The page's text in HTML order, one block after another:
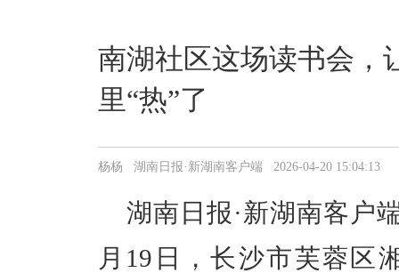
南湖社区这场读书会，
里“热”了
杨杨 湖南日报·新湖南客户端 2026-04-20 15:04:13
湖南日报·新湖南客户
月19日，长沙市芙蓉区